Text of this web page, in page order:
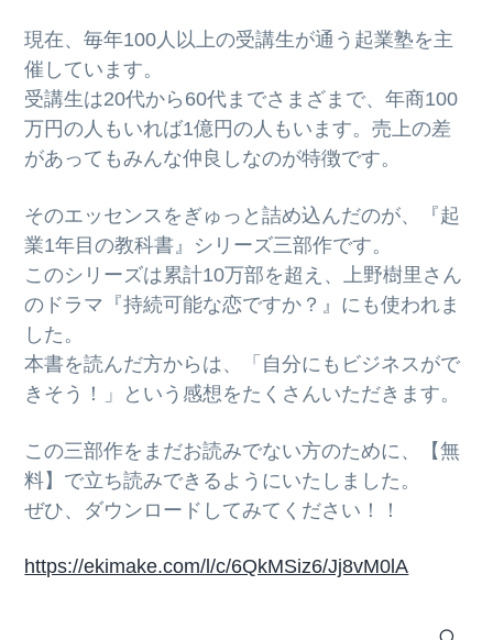
現在、毎年100人以上の受講生が通う起業塾を主
催しています。
受講生は20代から60代までさまざまで、年商100
万円の人もいれば1億円の人もいます。売上の差
があってもみんな仲良しなのが特徴です。
そのエッセンスをぎゅっと詰め込んだのが、『起
業1年目の教科書』シリーズ三部作です。
このシリーズは累計10万部を超え、上野樹里さん
のドラマ『持続可能な恋ですか？』にも使われま
した。
本書を読んだ方からは、「自分にもビジネスがで
きそう！」という感想をたくさんいただきます。
この三部作をまだお読みでない方のために、【無
料】で立ち読みできるようにいたしました。
ぜひ、ダウンロードしてみてください！！
https://ekimake.com/l/c/6QkMSiz6/Jj8vM0lA